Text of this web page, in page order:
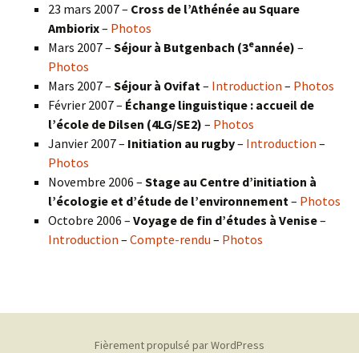
23 mars 2007 – Cross de l’Athénée au Square
Ambiorix– Photos
Mars 2007 – Séjour à Butgenbach (3eannée) –
Photos
Mars 2007 – Séjour à Ovifat– Introduction – Photos
Février 2007 – Échange linguistique : accueil de
l’école de Dilsen (4LG/SE2) – Photos
Janvier 2007 – Initiation au rugby– Introduction –
Photos
Novembre 2006 – Stage au Centre d’initiation à
l’écologie et d’étude de l’environnement– Photos
Octobre 2006 – Voyage de fin d’études à Venise–
Introduction – Compte-rendu – Photos
Fièrement propulsé par WordPress